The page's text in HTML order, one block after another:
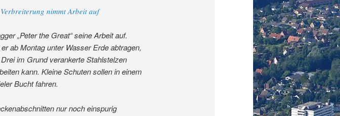
nimmt Arbeit auf
„Peter the Great“ seine Arbeit auf.
ab Montag unter Wasser Erde abtragen,
im Grund verankerte Stahlstelzen
kann. Kleine Schuten sollen in einem
Bucht fahren.
nur noch einspurig